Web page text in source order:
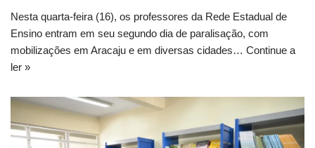
Nesta quarta-feira (16), os professores da Rede Estadual de
Ensino entram em seu segundo dia de paralisação, com
mobilizações em Aracaju e em diversas cidades… Continue a
ler »